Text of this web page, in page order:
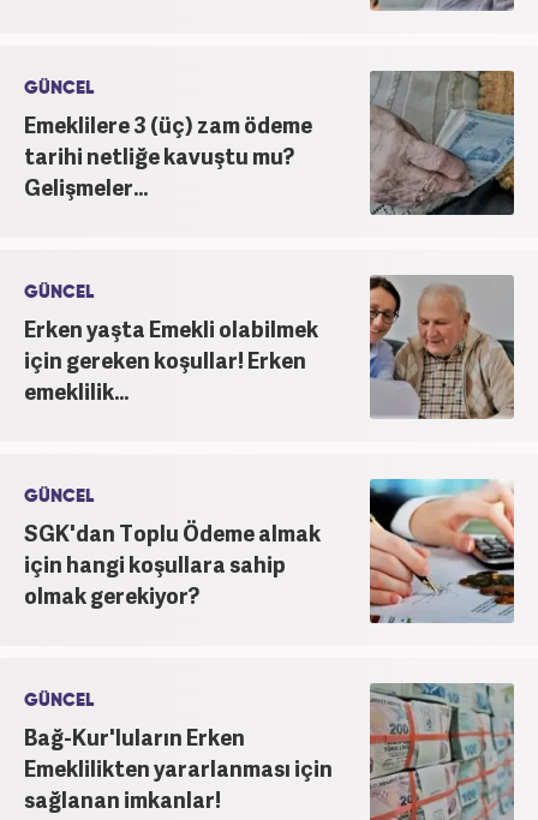
GÜNCEL
Emeklilere 3 (üç) zam ödeme
tarihi netliğe kavuştu mu?
Gelişmeler...
GÜNCEL
Erken yaşta Emekli olabilmek
için gereken koşullar! Erken
emeklilik...
GÜNCEL
SGK'dan Toplu Ödeme almak
için hangi koşullara sahip
olmak gerekiyor?
GÜNCEL
Bağ-Kur'luların Erken
Emeklilikten yararlanması için
sağlanan imkanlar!